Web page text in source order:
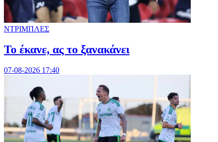
ΝΤΡΙΜΠΛΕΣ
Το έκανε, ας το ξανακάνει
07-08-2026 17:40